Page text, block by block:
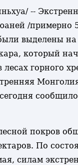
--
/примерно
выделены
который
лесах горного
покров
По
силам